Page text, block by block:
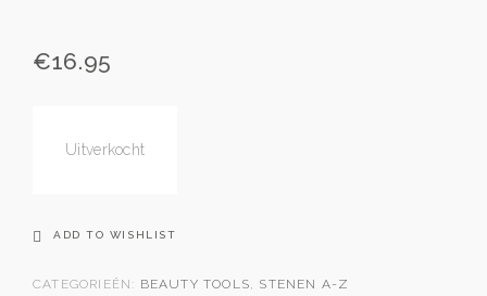
€16.95
Uitverkocht
ADD TO WISHLIST
CATEGORIEËN: BEAUTY TOOLS, STENEN A-Z